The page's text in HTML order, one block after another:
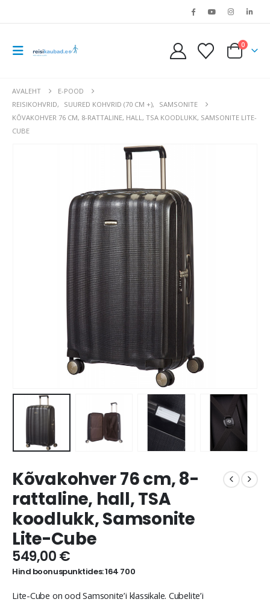
0
AVALEHT
E-POOD
REISIKOHVRID, SUURED KOHVRID (70 CM +),
SAMSONITE
KÕVAKOHVER 76 CM, 8-RATTALINE, HALL, TSA KOODLUKK, SAMSONITE LITE-
CUBE
Kõvakohver 76 cm, 8-
rattaline, hall, TSA
koodlukk, Samsonite
Lite-Cube
549,00€
Hind boonuspunktides: 164 700
Lite-Cube on ood Samsonite’i klassikale. Cubelite’i